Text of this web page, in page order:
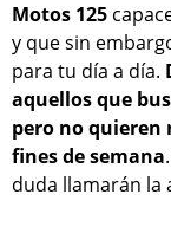
Motos 125
y que sin
para tu día a día.
aquellos que
pero no quieren
fines de semana
duda llamarán la